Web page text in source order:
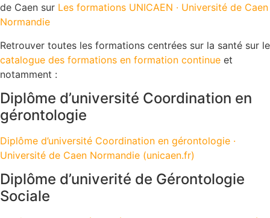
de Caen sur Les formations UNICAEN · Université de Caen
Normandie
Retrouver toutes les formations centrées sur la santé sur le
catalogue des formations en formation continue et
notamment :
Diplôme d’université Coordination en
gérontologie
Diplôme d’université Coordination en gérontologie ·
Université de Caen Normandie (unicaen.fr)
Diplôme d’univerité de Gérontologie
Sociale